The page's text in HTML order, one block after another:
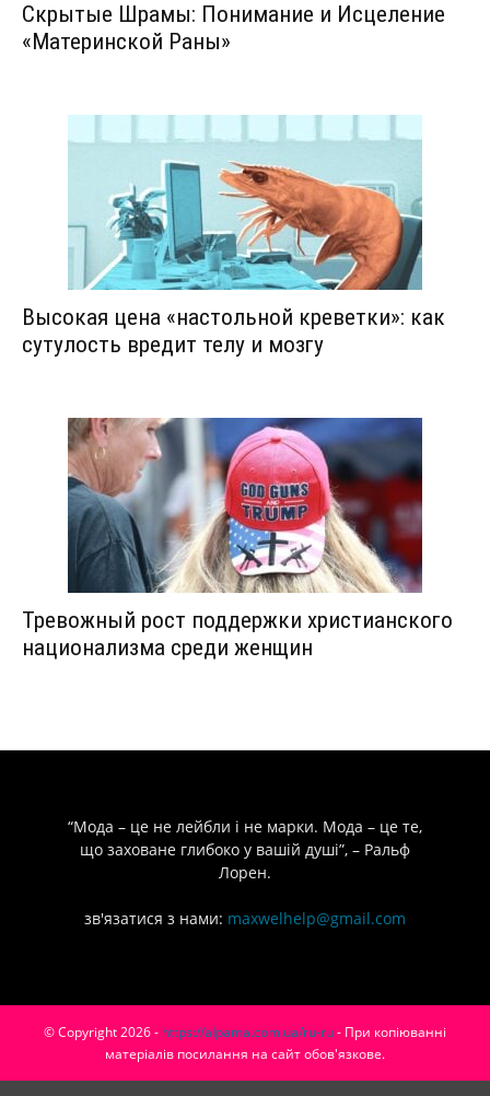
Скрытые Шрамы: Понимание и Исцеление
«Материнской Раны»
Высокая цена «настольной креветки»: как
сутулость вредит телу и мозгу
Тревожный рост поддержки христианского
национализма среди женщин
“Мода – це не лейбли і не марки. Мода – це те,
що заховане глибоко у вашій душі”, – Ральф
Лорен.
зв'язатися з нами: maxwelhelp@gmail.com
© Copyright 2026 - https://alpama.com.ua/ru-ru- При копіюванні
матеріалів посилання на сайт обов'язкове.